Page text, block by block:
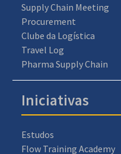
Supply Chain Meeting
Procurement
Clube da Logística
Travel Log
Pharma Supply Chain
Iniciativas
Estudos
Flow Training Academy